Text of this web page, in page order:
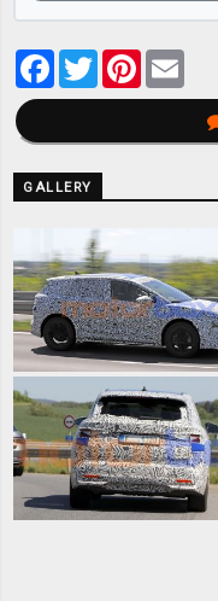
Facebook
TwitterPinterest
GALLERY